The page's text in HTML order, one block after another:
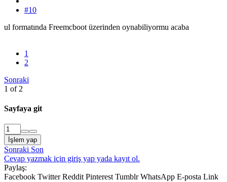
#10
ul formatında Freemcboot üzerinden oynabiliyormu acaba
1
2
Sonraki
1 of 2
Sayfaya git
İşlem yap
Sonraki Son
Cevap yazmak için giriş yap yada kayıt ol.
Paylaş:
Facebook Twitter Reddit Pinterest Tumblr WhatsApp E-posta Link